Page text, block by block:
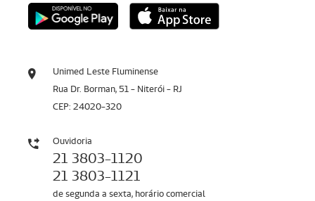
Unimed Leste Fluminense
Rua Dr. Borman, 51 - Niterói - RJ
CEP: 24020-320
Ouvidoria
21 3803-1120
21 3803-1121
de segunda a sexta, horário comercial